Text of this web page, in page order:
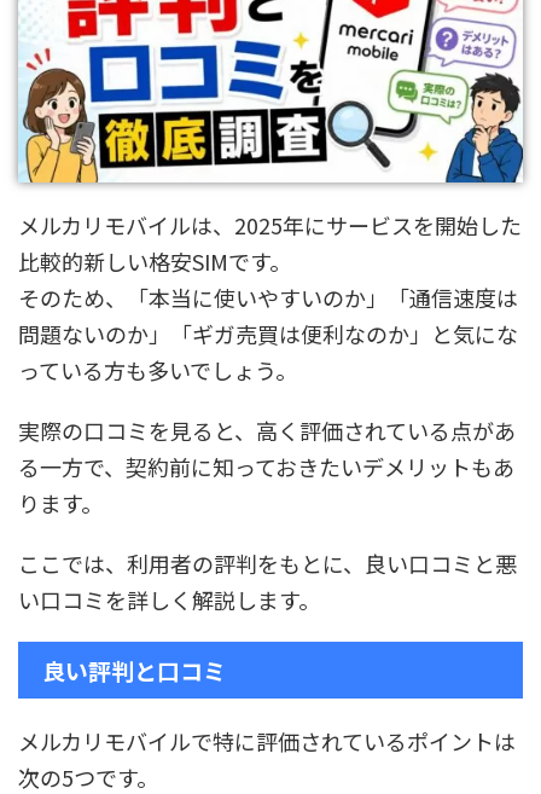
メルカリモバイルは、2025年にサービスを開始した
比較的新しい格安SIMです。
そのため、「本当に使いやすいのか」「通信速度は
問題ないのか」「ギガ売買は便利なのか」と気にな
っている方も多いでしょう。
実際の口コミを見ると、高く評価されている点があ
る一方で、契約前に知っておきたいデメリットもあ
ります。
ここでは、利用者の評判をもとに、良い口コミと悪
い口コミを詳しく解説します。
良い評判と口コミ
メルカリモバイルで特に評価されているポイントは
次の5つです。